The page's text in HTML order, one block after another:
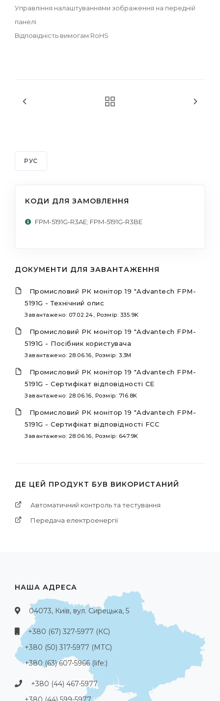
Управління налаштуваннями зображення на передній
панелі
Відповідність вимогам RoHS
РУС
КОДИ ДЛЯ ЗАМОВЛЕННЯ
FPM-5191G-R3AE; FPM-5191G-R3BE
ДОКУМЕНТИ ДЛЯ ЗАВАНТАЖЕННЯ
Промисловий РК монітор 19 "Advantech FPM-
5191G - Технічний опис
Завантажено: 07.02.24, Розмір: 335.9K
Промисловий РК монітор 19 "Advantech FPM-
5191G - Посібник користувача
Завантажено: 28.06.16, Розмір: 3.3M
Промисловий РК монітор 19 "Advantech FPM-
5191G - Сертифікат відповідності CE
Завантажено: 28.06.16, Розмір: 716.8K
Промисловий РК монітор 19 "Advantech FPM-
5191G - Сертифікат відповідності FCC
Завантажено: 28.06.16, Розмір: 647.9K
ДЕ ЦЕЙ ПРОДУКТ БУВ ВИКОРИСТАНИЙ
Автоматичний контроль та тестування
Передача електроенергії
НАША АДРЕСА
04073, Київ, вул. Сирецька, 5
+380 (67) 327-5977 (КС)
+380 (50) 317-5977 (МТС)
+380 (63) 607-5966 (life:)
+380 (44) 467-5977